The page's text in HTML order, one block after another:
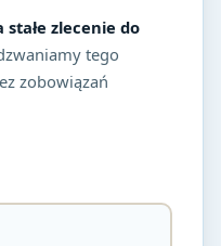
zlecenie do
tego
zobowiązań